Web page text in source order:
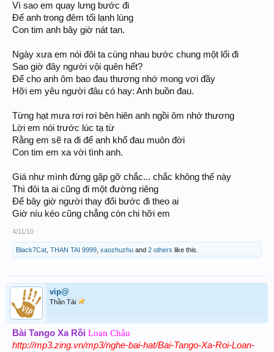
Vì sao em quay lưng bước đi
Để anh trong đêm tối lạnh lùng
Con tim anh bây giờ nát tan.
Ngày xưa em nói đôi ta cùng nhau bước chung một lối đi
Sao giờ đây người vội quên hết?
Để cho anh ôm bao đau thương nhớ mong vơi đầy
Hỡi em yêu người đâu có hay: Anh buồn đau.
Từng hạt mưa rơi rơi bên hiên anh ngồi ôm nhớ thương
Lời em nói trước lúc tạ từ
Rằng em sẽ ra đi để anh khổ đau muôn đời
Con tim em xa vời tình anh.
Giá như mình đừng gặp gỡ chắc... chắc không thế này
Thì đôi ta ai cũng đi một đường riêng
Để bây giờ người thay đổi bước đi theo ai
Giờ níu kéo cũng chẳng còn chi hỡi em
4/11/10
Black7Cat, THAN TAI 9999, xaozhuzhu and 2 others like this.
vip@
Thần Tài
Bài Tango Xa Rồi Loan Châu
http://mp3.zing.vn/mp3/nghe-bai-hat/Bai-Tango-Xa-Roi-Loan-